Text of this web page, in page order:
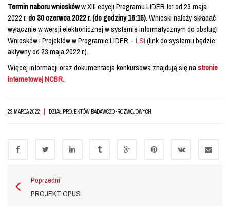
Termin naboru wnioskóww XIII edycji Programu LIDER to: od 23 maja
2022 r.do 30 czerwca 2022 r. (do godziny 16:15).Wnioski należy składać
wyłącznie w wersji elektronicznej w systemie informatycznym do obsługi
Wniosków i Projektów w Programie LIDER –LSI(link do systemu będzie
aktywny od 23 maja 2022 r.).
Więcej informacji oraz dokumentacja konkursowa znajdują się nastronie
internetowej NCBR.
29 MARCA 2022 | DZIAŁ PROJEKTÓW BADAWCZO-ROZWOJOWYCH
Poprzedni
PROJEKT OPUS